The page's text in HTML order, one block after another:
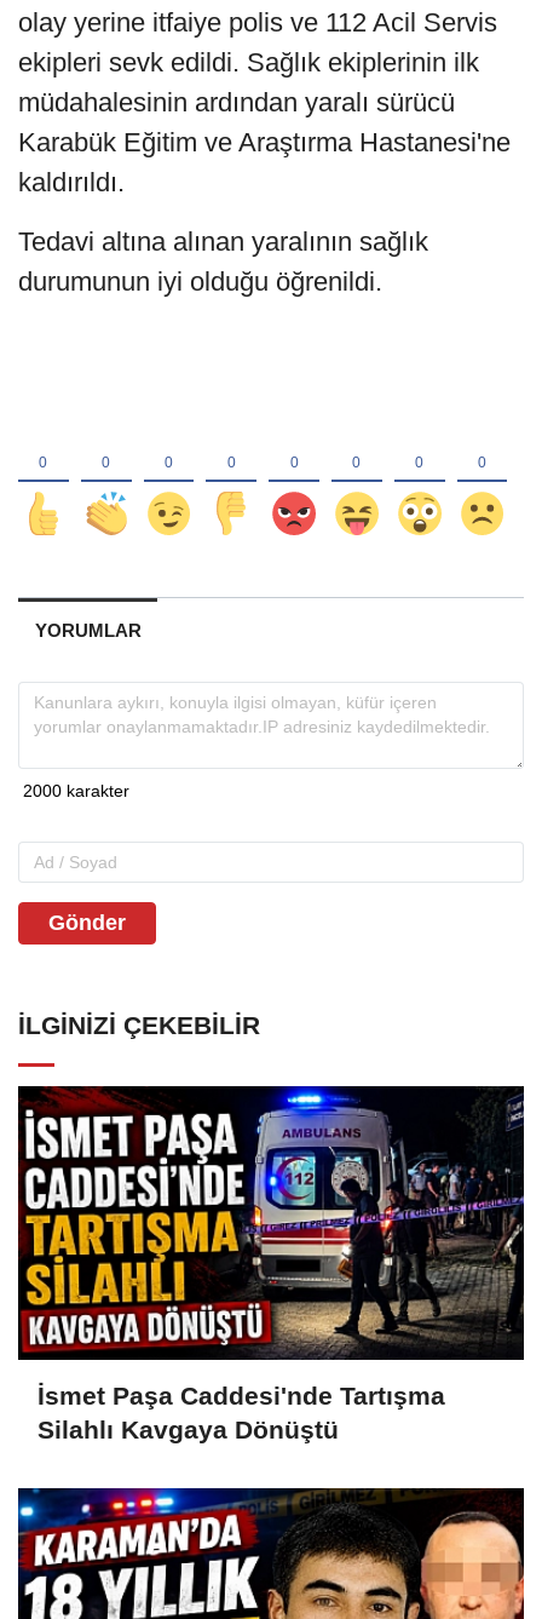
olay yerine itfaiye polis ve 112 Acil Servis
ekipleri sevk edildi. Sağlık ekiplerinin ilk
müdahalesinin ardından yaralı sürücü
Karabük Eğitim ve Araştırma Hastanesi'ne
kaldırıldı.
Tedavi altına alınan yaralının sağlık
durumunun iyi olduğu öğrenildi.
YORUMLAR
Gönder
İLGINIZI ÇEKEBILIR
İsmet Paşa Caddesi'nde Tartışma
Silahlı Kavgaya Dönüştü